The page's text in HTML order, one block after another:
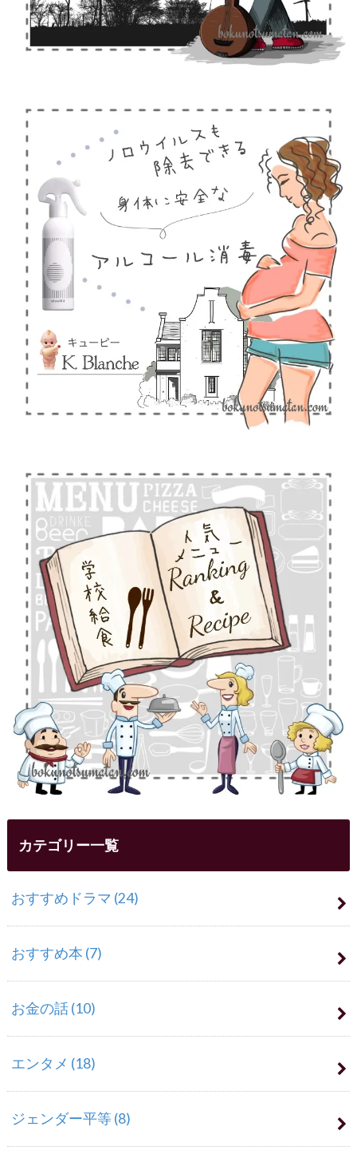
カテゴリー一覧
おすすめドラマ (24)
おすすめ本 (7)
お金の話(10)
エンタメ (18)
ジェンダー平等(8)